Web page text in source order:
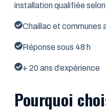
installation qualifiée
Chaillac et communes
Réponse sous 48 h
+ 20 ans d’expérience
Pourquoi